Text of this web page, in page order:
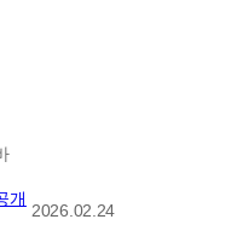
개
2026.02.24